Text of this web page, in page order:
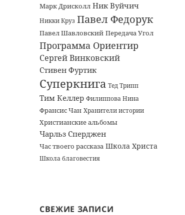
Марк Дрисколл Ник Вуйчич
Никки Круз Павел Федорук
Павел Шавловский Передача Угол
Программа Ориентир
Сергей Винковский
Стивен Фуртик
Суперкнига Тед Трипп
Тим Келлер Филиппова Нина
Франсис Чан Хранители истории
Христианские альбомы
Чарльз Сперджен
Час твоего рассказа Школа Христа
Школа благовестия
СВЕЖИЕ ЗАПИСИ